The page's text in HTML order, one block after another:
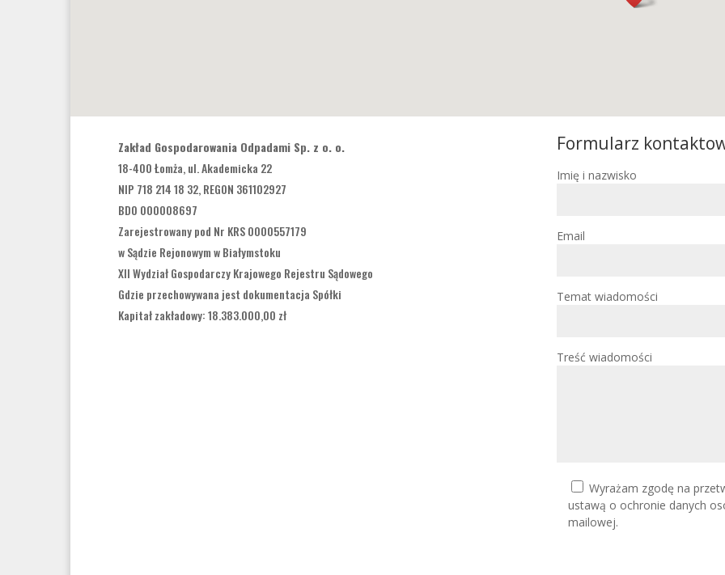
Zakład Gospodarowania Odpadami Sp. z o. o.
18-400 Łomża, ul. Akademicka 22
NIP 718 214 18 32, REGON 361102927
BDO 000008697
Zarejestrowany pod Nr KRS 0000557179
w Sądzie Rejonowym w Białymstoku
XII Wydział Gospodarczy Krajowego Rejestru Sądowego
Gdzie przechowywana jest dokumentacja Spółki
Kapitał zakładowy: 18.383.000,00 zł
Formularz
Imię i nazwisko
Email
Temat wiadomości
Treść wiadomości
Wyrażam zgodę na
ustawą o ochronie danych
mailowej.